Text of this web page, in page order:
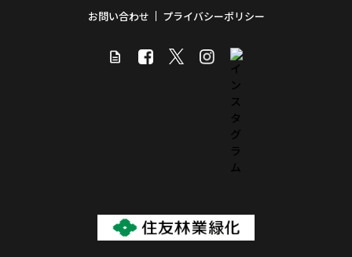
お問い合わせ
プライバシーポリシー